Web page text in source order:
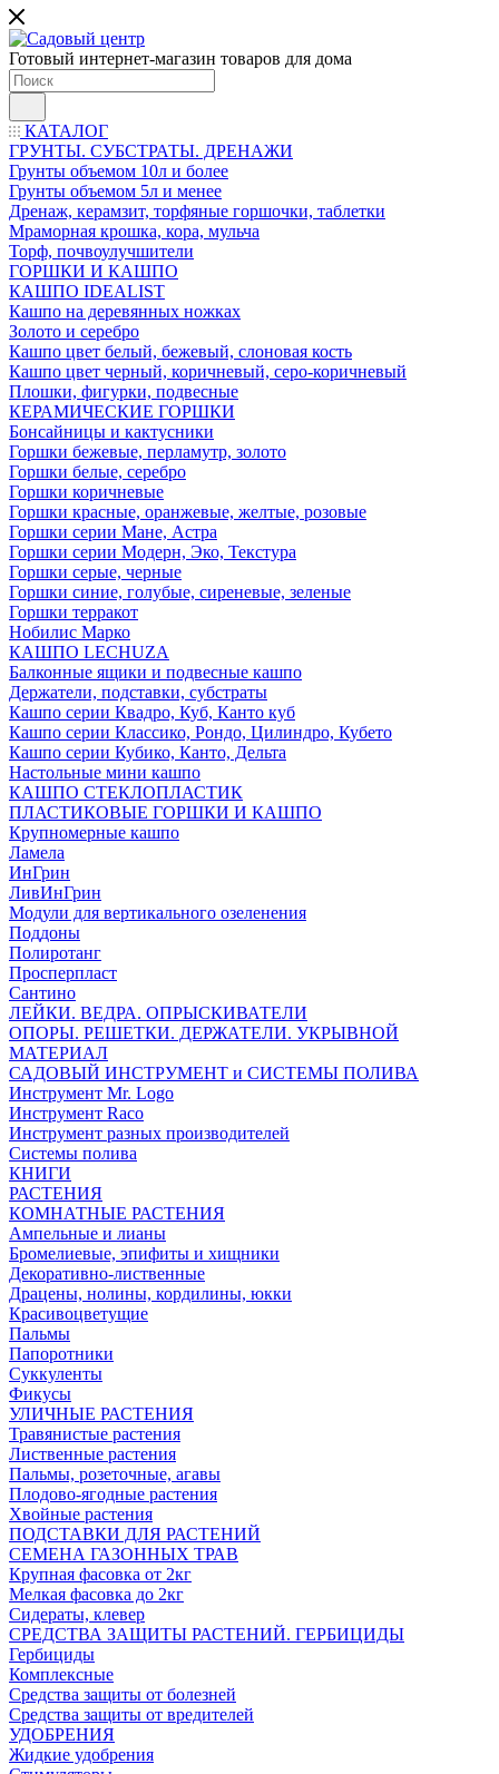
Готовый интернет-магазин товаров для дома
КАТАЛОГ
ГРУНТЫ. СУБСТРАТЫ. ДРЕНАЖИ
Грунты объемом 10л и более
Грунты объемом 5л и менее
Дренаж, керамзит, торфяные горшочки, таблетки
Мраморная крошка, кора, мульча
Торф, почвоулучшители
ГОРШКИ И КАШПО
КАШПО IDEALIST
Кашпо на деревянных ножках
Золото и серебро
Кашпо цвет белый, бежевый, слоновая кость
Кашпо цвет черный, коричневый, серо-коричневый
Плошки, фигурки, подвесные
КЕРАМИЧЕСКИЕ ГОРШКИ
Бонсайницы и кактусники
Горшки бежевые, перламутр, золото
Горшки белые, серебро
Горшки коричневые
Горшки красные, оранжевые, желтые, розовые
Горшки серии Мане, Астра
Горшки серии Модерн, Эко, Текстура
Горшки серые, черные
Горшки синие, голубые, сиреневые, зеленые
Горшки терракот
Нобилис Марко
КАШПО LECHUZA
Балконные ящики и подвесные кашпо
Держатели, подставки, субстраты
Кашпо серии Квадро, Куб, Канто куб
Кашпо серии Классико, Рондо, Цилиндро, Кубето
Кашпо серии Кубико, Канто, Дельта
Настольные мини кашпо
КАШПО СТЕКЛОПЛАСТИК
ПЛАСТИКОВЫЕ ГОРШКИ И КАШПО
Крупномерные кашпо
Ламела
ИнГрин
ЛивИнГрин
Модули для вертикального озеленения
Поддоны
Полиротанг
Просперпласт
Сантино
ЛЕЙКИ. ВЕДРА. ОПРЫСКИВАТЕЛИ
ОПОРЫ. РЕШЕТКИ. ДЕРЖАТЕЛИ. УКРЫВНОЙ
МАТЕРИАЛ
САДОВЫЙ ИНСТРУМЕНТ и СИСТЕМЫ ПОЛИВА
Инструмент Mr. Logo
Инструмент Raco
Инструмент разных производителей
Системы полива
КНИГИ
РАСТЕНИЯ
КОМНАТНЫЕ РАСТЕНИЯ
Ампельные и лианы
Бромелиевые, эпифиты и хищники
Декоративно-лиственные
Драцены, нолины, кордилины, юкки
Красивоцветущие
Пальмы
Папоротники
Суккуленты
Фикусы
УЛИЧНЫЕ РАСТЕНИЯ
Травянистые растения
Лиственные растения
Пальмы, розеточные, агавы
Плодово-ягодные растения
Хвойные растения
ПОДСТАВКИ ДЛЯ РАСТЕНИЙ
СЕМЕНА ГАЗОННЫХ ТРАВ
Крупная фасовка от 2кг
Мелкая фасовка до 2кг
Сидераты, клевер
СРЕДСТВА ЗАЩИТЫ РАСТЕНИЙ. ГЕРБИЦИДЫ
Гербициды
Комплексные
Средства защиты от болезней
Средства защиты от вредителей
УДОБРЕНИЯ
Жидкие удобрения